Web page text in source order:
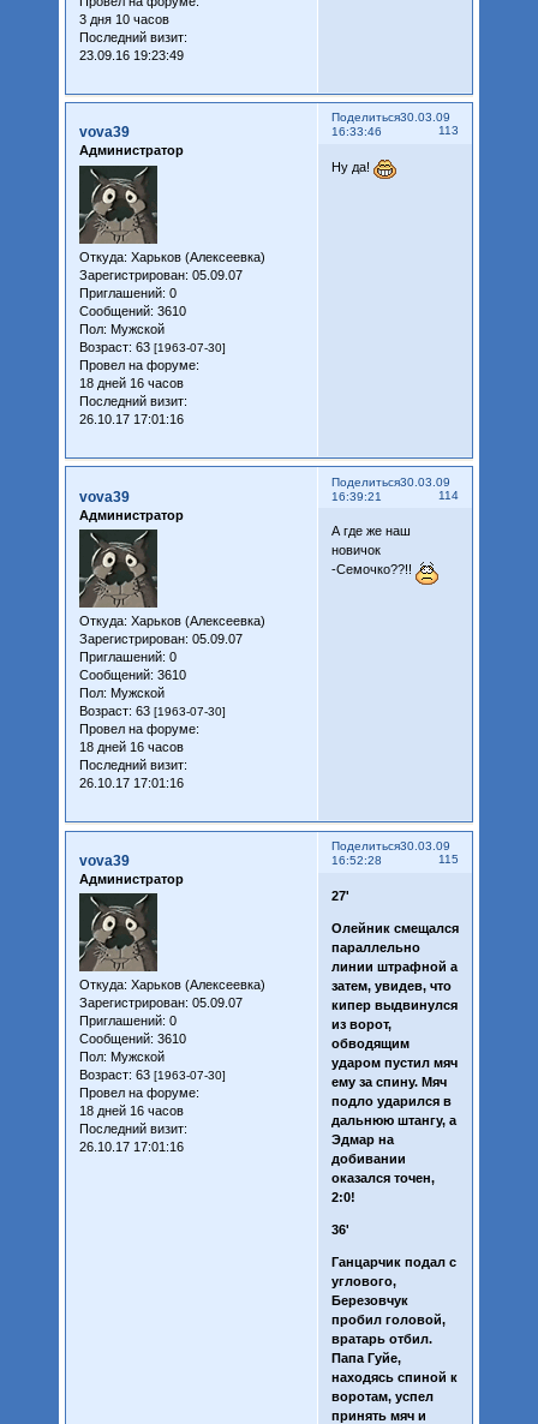
3 дня 10 часов
Последний визит:
23.09.16 19:23:49
Поделиться
113
30.03.09
16:33:46
vova39
Администратор
Откуда: Харьков (Алексеевка)
Зарегистрирован: 05.09.07
Приглашений: 0
Сообщений: 3610
Пол: Мужской
Возраст: 63 [1963-07-30]
Провел на форуме:
18 дней 16 часов
Последний визит:
26.10.17 17:01:16
Ну да!
Поделиться
114
30.03.09
16:39:21
vova39
Администратор
Откуда: Харьков (Алексеевка)
Зарегистрирован: 05.09.07
Приглашений: 0
Сообщений: 3610
Пол: Мужской
Возраст: 63 [1963-07-30]
Провел на форуме:
18 дней 16 часов
Последний визит:
26.10.17 17:01:16
А где же наш
новичок
-Семочко??!!
Поделиться
115
30.03.09
16:52:28
vova39
Администратор
Откуда: Харьков (Алексеевка)
Зарегистрирован: 05.09.07
Приглашений: 0
Сообщений: 3610
Пол: Мужской
Возраст: 63 [1963-07-30]
Провел на форуме:
18 дней 16 часов
Последний визит:
26.10.17 17:01:16
27'
Олейник смещался
параллельно
линии штрафной а
затем, увидев, что
кипер выдвинулся
из ворот,
обводящим
ударом пустил мяч
ему за спину. Мяч
подло ударился в
дальнюю штангу, а
Эдмар на
добивании
оказался точен,
2:0!
36'
Ганцарчик подал с
углового,
Березовчук
пробил головой,
вратарь отбил.
Папа Гуйе,
находясь спиной к
воротам, успел
принять мяч и